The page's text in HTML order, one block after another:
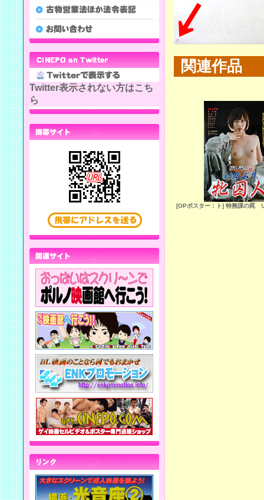
関連作品
[OPポスター：ト] 特務課の罠
Twitter表示されない方はこち
ら